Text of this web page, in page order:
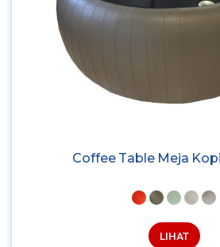
Coffee Table Meja
LIHAT